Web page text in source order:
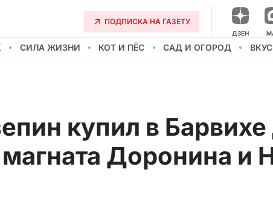
ПОДПИСКА НА ГАЗЕТУ
ДЗЕН
СИЛА ЖИЗНИ КОТ И ПЁС САД И ОГОРОД
купил в
Доронина и